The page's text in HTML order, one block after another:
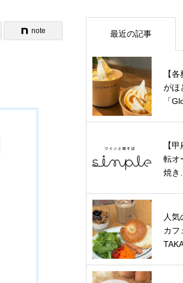
note 最近の記事
【
がほ
「
【
転オ
焼き…
人気
カフ